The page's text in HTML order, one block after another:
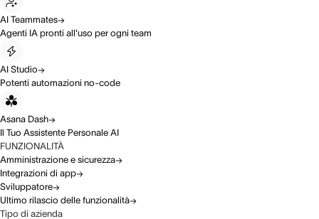
AI Teammates
Agenti IA pronti all'uso per ogni team
AI Studio
Potenti automazioni no-code
Asana Dash
Il Tuo Assistente Personale AI
FUNZIONALITÀ
Amministrazione e sicurezza
Integrazioni di app
Sviluppatore
Ultimo rilascio delle funzionalità
Tipo di azienda